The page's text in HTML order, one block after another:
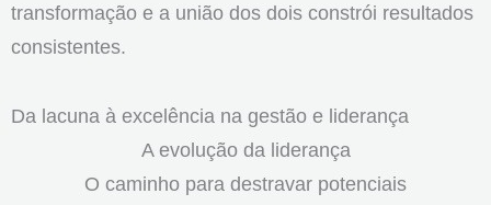
transformação e a união dos dois constrói resultados
consistentes.
Da lacuna à excelência na gestão e liderança
A evolução da liderança
O caminho para destravar potenciais